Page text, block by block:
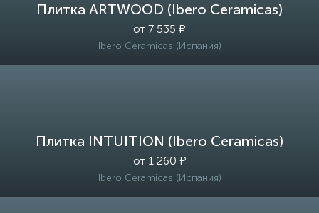
Плитка ARTWOOD (Ibero Ceramicas)
от 7 535 ₽
Ibero Ceramicas (Испания)
Плитка INTUITION (Ibero Ceramicas)
от 1 260 ₽
Ibero Ceramicas (Испания)